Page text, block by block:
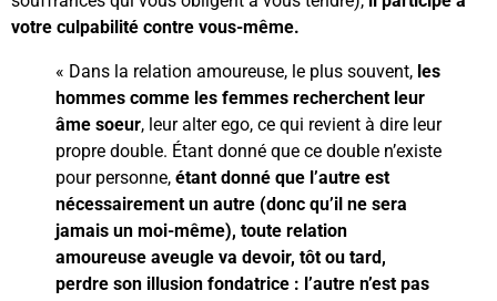
votre culpabilité contre vous-même.
« Dans la relation amoureuse, le plus souvent, les
hommes comme les femmes recherchent leur
âme soeur, leur alter ego, ce qui revient à dire leur
propre double. Étant donné que ce double n’existe
pour personne, étant donné que l’autre est
nécessairement un autre (donc qu’il ne sera
jamais un moi-même), toute relation
amoureuse aveugle va devoir, tôt ou tard,
perdre son illusion fondatrice : l’autre n’est pas